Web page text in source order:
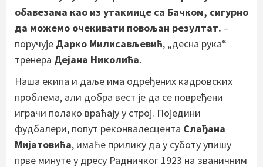
обавезама као из утакмице са Бачком, сигурно
да можемо очекивати повољан резултат. –
поручује Дарко Милисављевић, „десна рука“
тренера Дејана Николића.
Наша екипа и даље има одређених кадровских
проблема, али добра вест је да се повређени
играчи полако враћају у строј. Поједини
фудбалери, попут реконвалесцента Слађана
Мијатовића, имаће прилику да у суботу упишу
прве минуте у дресу Радничког 1923 на званичним